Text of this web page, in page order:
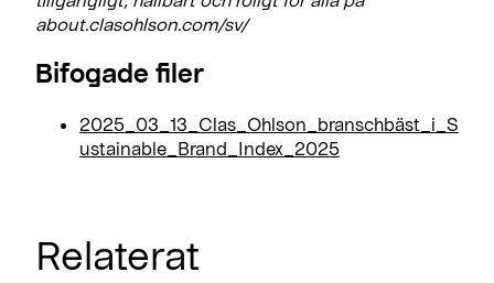
about.clasohlson.com/sv/
Bifogade filer
2025_03_13_Clas_Ohlson_branschbäst_i_S
ustainable_Brand_Index_2025
Relaterat